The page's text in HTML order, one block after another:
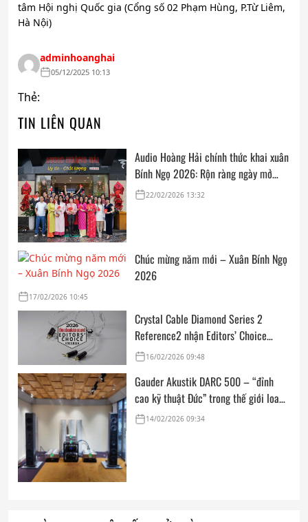
tâm Hội nghị Quốc gia (Cổng số 02 Phạm Hùng, P.Từ Liêm,
Hà Nội)
adminhoanghai
05/12/2025 10:13
Thẻ:
TIN LIÊN QUAN
Audio Hoàng Hải chính thức khai xuân
Bính Ngọ 2026: Rộn ràng ngày mở
cửa, trọn vẹn lời chúc đầu năm
22/02/2026 13:32
Chúc mừng năm mới – Xuân Bính Ngọ
2026
17/02/2026 10:45
Crystal Cable Diamond Series 2
Reference2 nhận Editors’ Choice
Award: Dedicated Audio 2026 từ The
16/02/2026 09:48
Gauder Akustik DARC 500 – “đỉnh
cao kỹ thuật Đức” trong thế giới loa
hi-end tham chiếu
14/02/2026 09:34